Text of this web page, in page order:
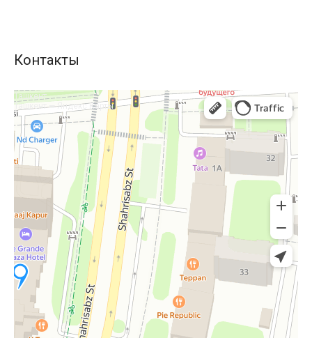
Контакты
Ташкент
Ташкент — Яндекс Карты